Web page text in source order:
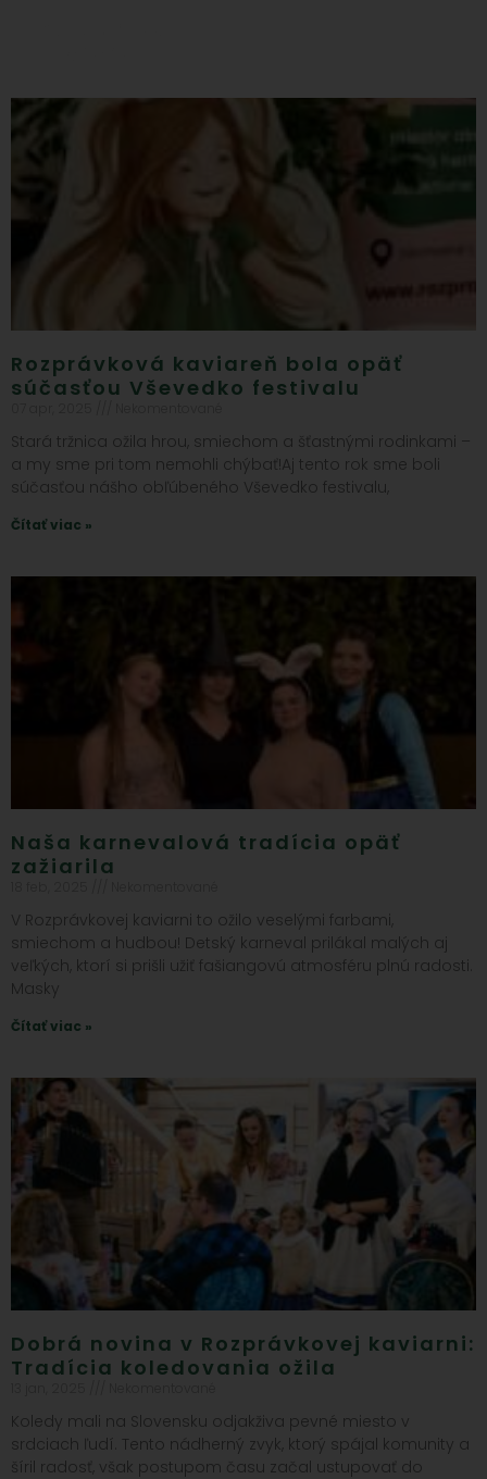
Rozprávková kaviareň bola opäť
súčasťou Vševedko festivalu
Stará tržnica ožila hrou, smiechom a šťastnými rodinkami –
a my sme pri tom nemohli chýbať!Aj tento rok sme boli
súčasťou nášho obľúbeného Vševedko festivalu,
Čítať viac »
Naša karnevalová tradícia opäť
zažiarila
V Rozprávkovej kaviarni to ožilo veselými farbami,
smiechom a hudbou! Detský karneval prilákal malých aj
veľkých, ktorí si prišli užiť fašiangovú atmosféru plnú radosti.
Masky
Čítať viac »
Dobrá novina v Rozprávkovej kaviarni:
Tradícia koledovania ožila
Koledy mali na Slovensku odjakživa pevné miesto v
srdciach ľudí. Tento nádherný zvyk, ktorý spájal komunity a
šíril radosť, však postupom času začal ustupovať do